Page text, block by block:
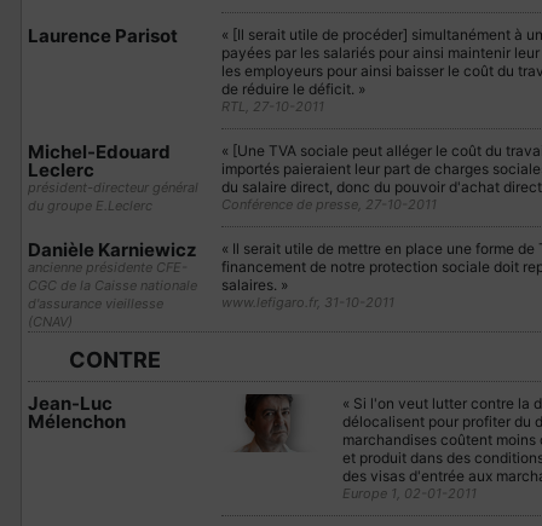
Laurence Parisot
« [Il serait utile de procéder] simultanément à
payées par les salariés pour ainsi maintenir
les employeurs pour ainsi baisser le coût du
de réduire le déficit. »
RTL, 27-10-2011
Michel-Edouard
Leclerc
président-directeur général
du groupe E.Leclerc
« [Une TVA sociale peut alléger le coût du
importés paieraient leur part de charges
du salaire direct, donc du pouvoir d'achat
Conférence de presse, 27-10-2011
Danièle Karniewicz
ancienne présidente CFE-
CGC de la Caisse nationale
d'assurance vieillesse
(CNAV)
« Il serait utile de mettre en place une forme
financement de notre protection sociale doit
salaires. »
www.lefigaro.fr, 31-10-2011
CONTRE
Jean-Luc
Mélenchon
« Si l'on veut lutter contre la
délocalisent pour profiter du
marchandises coûtent
et produit dans des
des visas d'entrée aux
Europe 1, 02-01-2011